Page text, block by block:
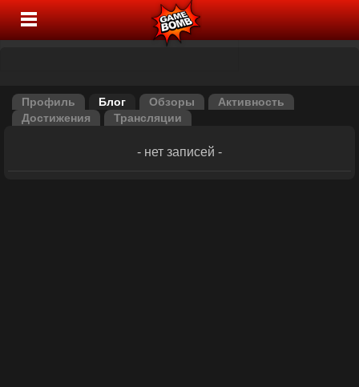
Профиль Блог Обзоры
Активность
Достижения
Трансляции
- нет записей -